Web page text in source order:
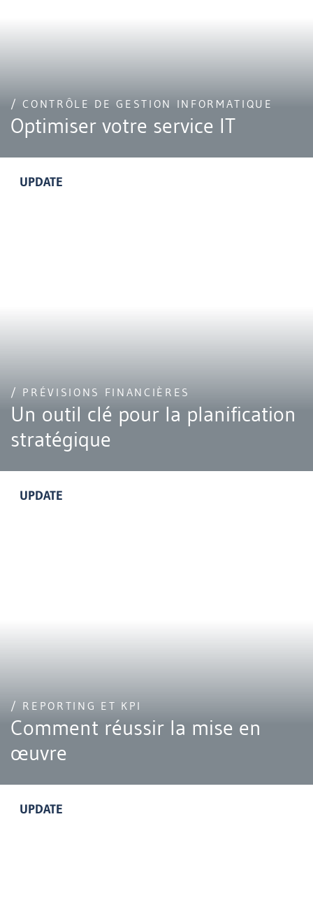
/ CONTRÔLE DE GESTION INFORMATIQUE
Optimiser votre service IT
UPDATE
/ PRÉVISIONS FINANCIÈRES
Un outil clé pour la planification
stratégique
UPDATE
/ REPORTING ET KPI
Comment réussir la mise en
œuvre
UPDATE